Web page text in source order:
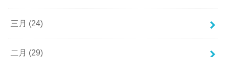
三月 (24)
二月 (29)